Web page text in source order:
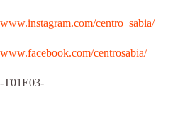
www.instagram.com/centro_sabia/
www.facebook.com/centrosabia/
-T01E03-